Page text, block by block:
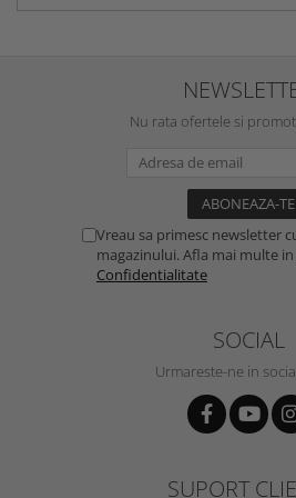
Nu rata ofertele si
Vreau sa primesc newsletter
magazinului. Afla mai multe in
Confidentialitate
SOCIAL
Urmareste-ne in
SUPORT